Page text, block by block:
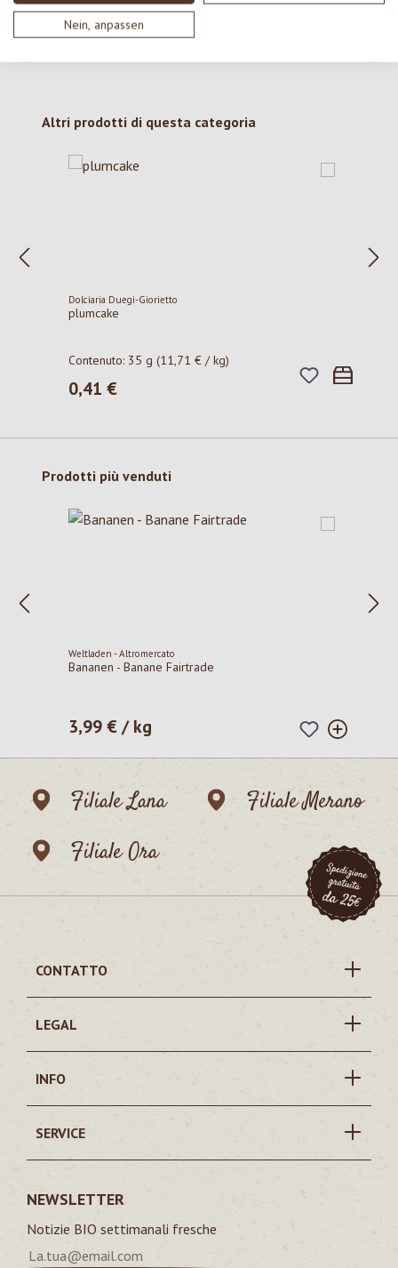
Nein, anpassen
Salta la galleria dei prodotti
Altri prodotti di questa categoria
Dolciaria Duegi-Giorietto
plumcake
Contenuto: 35 g(11,71 € / kg)
Prezzo normale:
0,41 €
Salta la galleria dei prodotti
Prodotti più venduti
Weltladen - Altromercato
Bananen - Banane Fairtrade
Prezzo normale:
3,99 € / kg
Filiale Lana
Filiale Merano
Filiale Ora
CONTATTO
LEGAL
INFO
SERVICE
NEWSLETTER
Notizie BIO settimanali fresche